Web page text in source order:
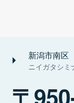
新潟市南区
ニイガタシミ